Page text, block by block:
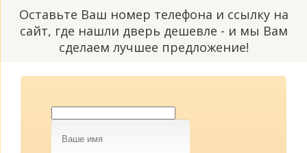
Оставьте Ваш номер телефона и ссылку на
сайт, где нашли дверь дешевле - и мы Вам
сделаем лучшее предложение!
Ваше
имя